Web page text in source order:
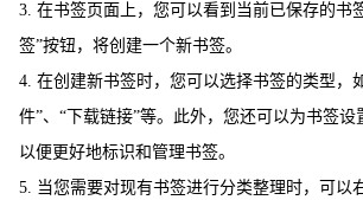
3. 在书签页面上，您可以看到当前已保存的书
签”按钮，将创建一个新书签。
4. 在创建新书签时，您可以选择书签的类型，
件”、“下载链接”等。此外，您还可以为书签设
以便更好地标识和管理书签。
5. 当您需要对现有书签进行分类整理时，可以